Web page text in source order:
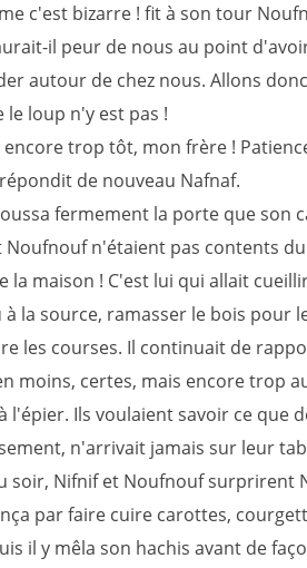
c'est bizarre ! fit à son tour
il peur de nous au point
autour de chez nous. Allons
le loup n'y est pas !
trop tôt, mon frère !
de nouveau Nafnaf.
fermement la porte que son
Noufnouf n'étaient pas contents
la maison ! C'est lui qui allait
à la source, ramasser le bois pour
les courses. Il continuait de
moins, certes, mais encore trop
l'épier. Ils voulaient savoir ce que
n'arrivait jamais sur leur
soir, Nifnif et Noufnouf surprirent
par faire cuire carottes,
il y mêla son hachis avant de